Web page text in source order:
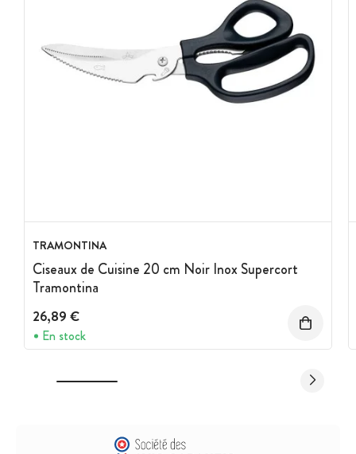
TRAMONTINA
Ciseaux de Cuisine 20 cm Noir Inox Supercort
Tramontina
26,89 €
En stock